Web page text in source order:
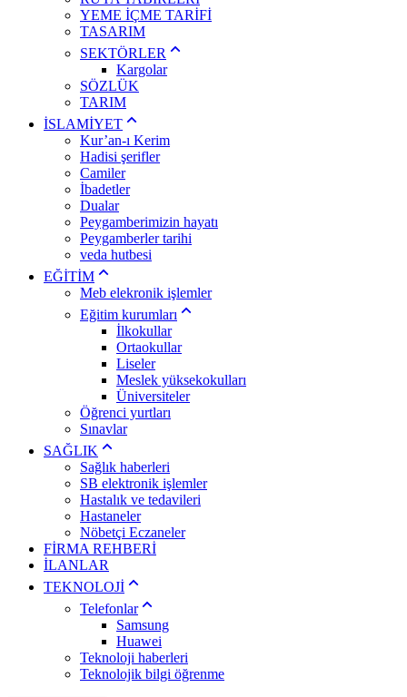
YEME İÇME TARİFİ
TASARIM
SEKTÖRLER
Kargolar
SÖZLÜK
TARIM
İSLAMİYET
Kur’an-ı Kerim
Hadisi şerifler
Camiler
İbadetler
Dualar
Peygamberimizin hayatı
Peygamberler tarihi
veda hutbesi
EĞİTİM
Meb elekronik işlemler
Eğitim kurumları
İlkokullar
Ortaokullar
Liseler
Meslek yüksekokulları
Üniversiteler
Öğrenci yurtları
Sınavlar
SAĞLIK
Sağlık haberleri
SB elektronik işlemler
Hastalık ve tedavileri
Hastaneler
Nöbetçi Eczaneler
FİRMA REHBERİ
İLANLAR
TEKNOLOJİ
Telefonlar
Samsung
Huawei
Teknoloji haberleri
Teknolojik bilgi öğrenme